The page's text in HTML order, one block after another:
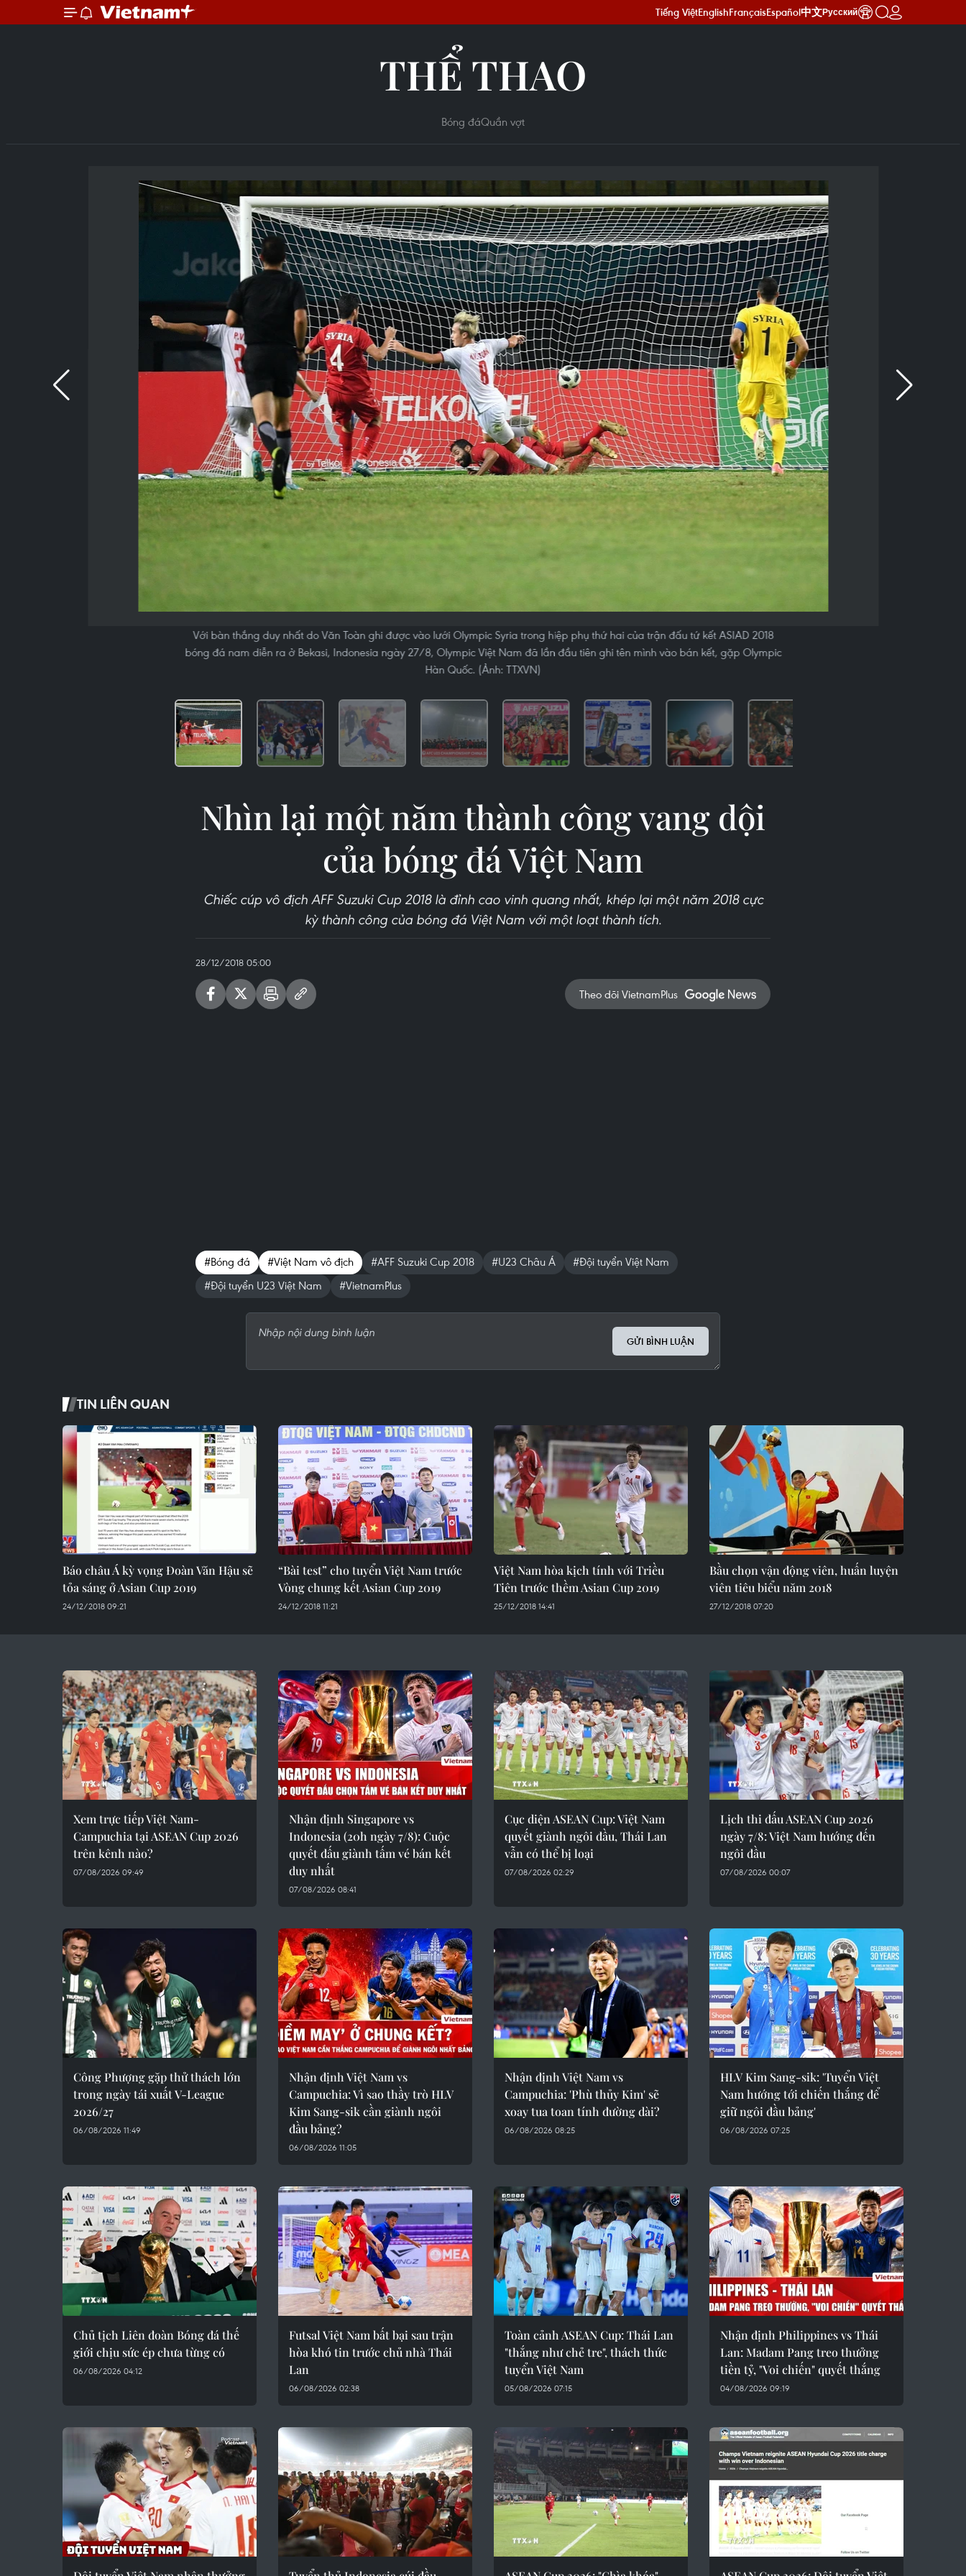
Tiếng ViệtEnglishFrançaisEspañol中文Русский
THỂ THAO
Bóng đáQuần vợt
Với bàn thắng duy nhất do Văn Toàn ghi được vào lưới Olympic Syria trong hiệp phụ thứ hai của trận đấu tứ kết ASIAD 2018
bóng đá nam diễn ra ở Bekasi, Indonesia ngày 27/8, Olympic Việt Nam đã lần đầu tiên ghi tên mình vào bán kết, gặp Olympic
Hàn Quốc. (Ảnh: TTXVN)
Nhìn lại một năm thành công vang dội
của bóng đá Việt Nam
Chiếc cúp vô địch AFF Suzuki Cup 2018 là đỉnh cao vinh quang nhất, khép lại một năm 2018 cực
kỳ thành công của bóng đá Việt Nam với một loạt thành tích.
28/12/2018 05:00
Theo dõi VietnamPlus
#Bóng đá #Việt Nam vô địch #AFF Suzuki Cup 2018 #U23 Châu Á
#Đội tuyển Việt Nam
#Đội tuyển U23 Việt Nam
#VietnamPlus
GỬI BÌNH LUẬN
TIN LIÊN QUAN
Báo châu Á kỳ vọng Đoàn Văn Hậu sẽ
tỏa sáng ở Asian Cup 2019
24/12/2018 09:21
“Bài test” cho tuyển Việt Nam trước
Vòng chung kết Asian Cup 2019
24/12/2018 11:21
Việt Nam hòa kịch tính với Triều
Tiên trước thềm Asian Cup 2019
25/12/2018 14:41
Bầu chọn vận động viên, huấn luyện
viên tiêu biểu năm 2018
27/12/2018 07:20
Xem trực tiếp Việt Nam-
Campuchia tại ASEAN Cup 2026
trên kênh nào?
07/08/2026 09:49
Nhận định Singapore vs
Indonesia (20h ngày 7/8): Cuộc
quyết đấu giành tấm vé bán kết
duy nhất
07/08/2026 08:41
Cục diện ASEAN Cup: Việt Nam
quyết giành ngôi đầu, Thái Lan
vẫn có thể bị loại
07/08/2026 02:29
Lịch thi đấu ASEAN Cup 2026
ngày 7/8: Việt Nam hướng đến
ngôi đầu
07/08/2026 00:07
Công Phượng gặp thử thách lớn
trong ngày tái xuất V-League
2026/27
06/08/2026 11:49
Nhận định Việt Nam vs
Campuchia: Vì sao thầy trò HLV
Kim Sang-sik cần giành ngôi
đầu bảng?
06/08/2026 11:05
Nhận định Việt Nam vs
Campuchia: 'Phù thủy Kim' sẽ
xoay tua toan tính đường dài?
06/08/2026 08:25
HLV Kim Sang-sik: 'Tuyển Việt
Nam hướng tới chiến thắng để
giữ ngôi đầu bảng'
06/08/2026 07:25
Chủ tịch Liên đoàn Bóng đá thế
giới chịu sức ép chưa từng có
06/08/2026 04:12
Futsal Việt Nam bất bại sau trận
hòa khó tin trước chủ nhà Thái
Lan
06/08/2026 02:38
Toàn cảnh ASEAN Cup: Thái Lan
"thắng như chẻ tre", thách thức
tuyển Việt Nam
05/08/2026 07:15
Nhận định Philippines vs Thái
Lan: Madam Pang treo thưởng
tiền tỷ, "Voi chiến" quyết thắng
04/08/2026 09:19